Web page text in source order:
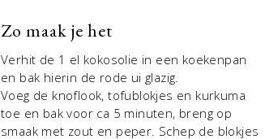
Zo maak je het
Verhit de 1 el kokosolie in een koekenpan
en bak hierin de rode ui glazig.
Voeg de knoflook, tofublokjes en kurkuma
toe en bak voor ca 5 minuten, breng op
smaak met zout en peper. Schep de blokjes